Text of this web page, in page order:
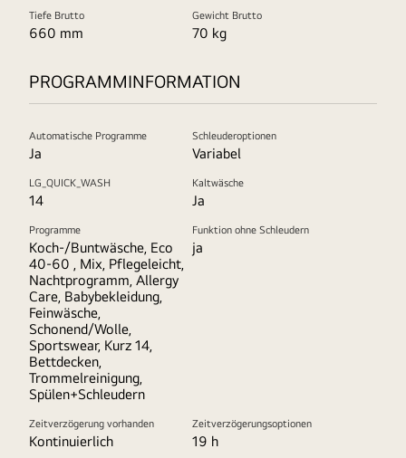
Tiefe Brutto
660 mm
Gewicht Brutto
70 kg
PROGRAMMINFORMATION
Automatische Programme
Ja
Schleuderoptionen
Variabel
LG_QUICK_WASH
14
Kaltwäsche
Ja
Programme
Koch-/Buntwäsche, Eco
40-60 , Mix, Pflegeleicht,
Nachtprogramm, Allergy
Care, Babybekleidung,
Feinwäsche,
Schonend/Wolle,
Sportswear, Kurz 14,
Bettdecken,
Trommelreinigung,
Spülen+Schleudern
Funktion ohne Schleudern
ja
Zeitverzögerung vorhanden
Kontinuierlich
Zeitverzögerungsoptionen
19 h